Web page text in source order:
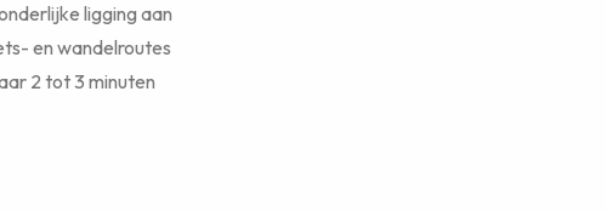
ligging aan
en wandelroutes
2 tot 3 minuten